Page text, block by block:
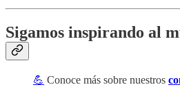
Sigamos inspirando al
💪 Conoce más sobre nuestros